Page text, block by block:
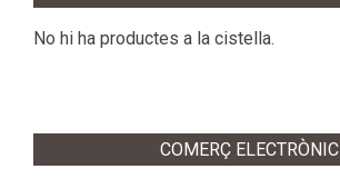
No hi ha productes a la cistella.
COMERÇ ELECTRÒNIC